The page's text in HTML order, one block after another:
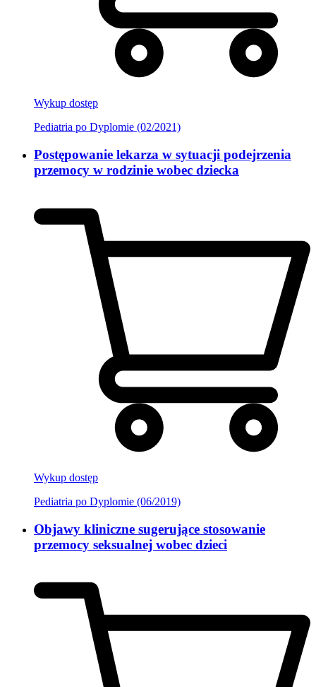
Wykup dostęp
Pediatria po Dyplomie (02/2021)
Postępowanie lekarza w sytuacji podejrzenia
przemocy w rodzinie wobec dziecka
Wykup dostęp
Pediatria po Dyplomie (06/2019)
Objawy kliniczne sugerujące stosowanie
przemocy seksualnej wobec dzieci